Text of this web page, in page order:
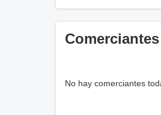
No hay comerciantes